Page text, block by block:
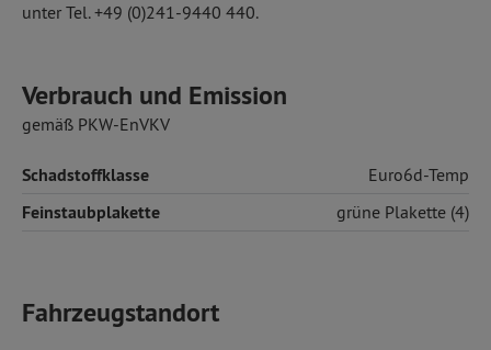
unter Tel. +49 (0)241-9440 440.
Verbrauch und Emission
gemäß PKW-EnVKV
Schadstoffklasse Euro6d-Temp
Feinstaubplakette grüne Plakette (4)
Fahrzeugstandort